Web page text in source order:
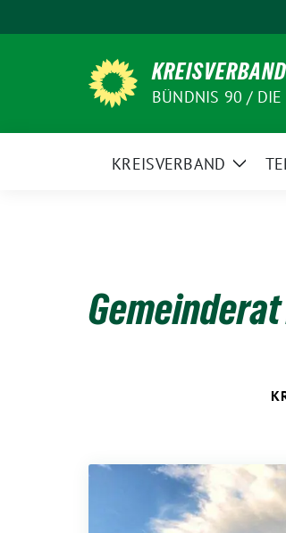
zum
BÜNDNIS 90 / DIE
KREISVERBAND
Zeige